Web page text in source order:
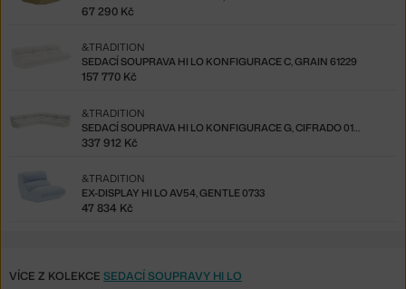
67 290 Kč
SEDACÍ SOUPRAVA HI LO KONFIGURACE C, GRAIN 61229
&TRADITION
157 770 Kč
SEDACÍ SOUPRAVA HI LO KONFIGURACE G, CIFRADO 0121
&TRADITION
337 912 Kč
EX-DISPLAY HI LO AV54, GENTLE 0733
&TRADITION
47 834 Kč
VÍCE Z KOLEKCE SEDACÍ SOUPRAVY HI LO